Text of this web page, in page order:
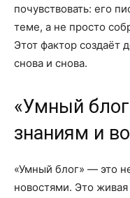
почувствовать: его
теме, а не просто
Этот фактор создаёт
снова и снова.
«Умный
знаниям и
«Умный блог» — это
новостями. Это